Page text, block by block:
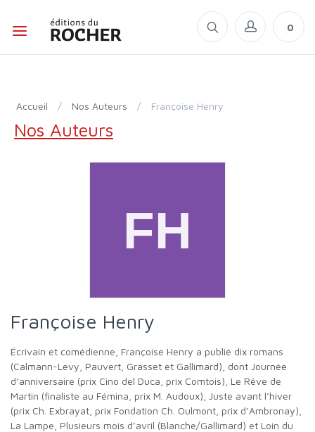
0
Accueil / Nos Auteurs / Françoise Henry
Nos Auteurs
Françoise Henry
Écrivain et comédienne, Françoise Henry a publié dix romans
(Calmann-Levy, Pauvert, Grasset et Gallimard), dont Journée
d’anniversaire (prix Cino del Duca, prix Comtois), Le Rêve de
Martin (finaliste au Fémina, prix M. Audoux), Juste avant l’hiver
(prix Ch. Exbrayat, prix Fondation Ch. Oulmont, prix d’Ambronay),
La Lampe, Plusieurs mois d’avril (Blanche/Gallimard) et Loin du